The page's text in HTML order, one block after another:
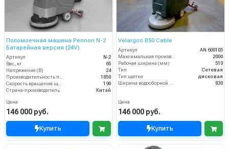
Поломоечная машина Pennon N-2
Батарейная версия (24V)
Артикул
N-2
Вес, кг
65
Напряжение (В)
24
Производительность по площади (м2/ч)
1850
Скорость вращения щётки (об/мин)
190
Страна-производитель
Китай
Цена
146 000 руб.
Купить
Velargos B50 Cable
Артикул
AN 600105
Максимальная производительность (кв.м/час)
2000
Рабочая ширина (мм)
510
Тип
Сетевая
Тип щетки
дисковая
Ширина водосборной рейки
830
Цена
146 000 руб.
Купить